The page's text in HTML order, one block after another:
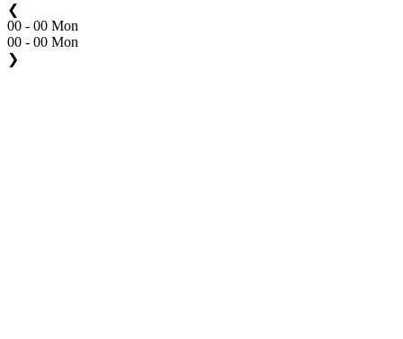
❮
00 - 00 Mon
00 - 00 Mon
❯